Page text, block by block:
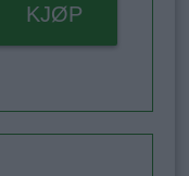
KJØP